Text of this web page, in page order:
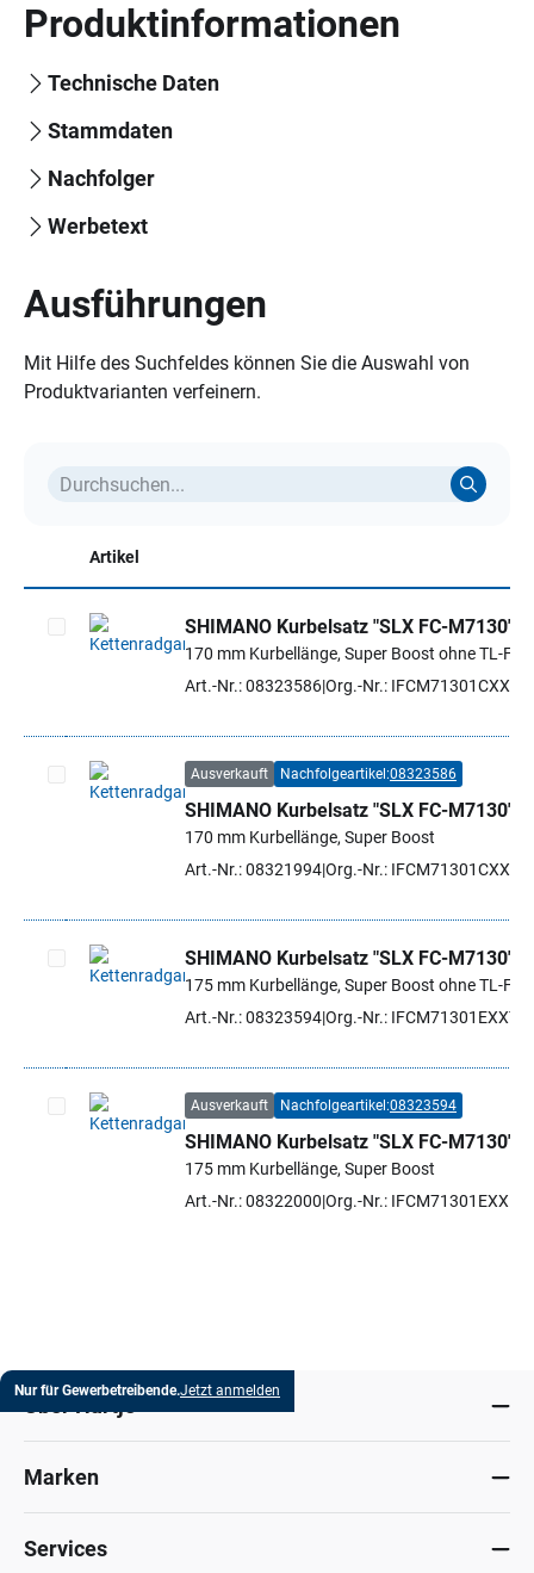
Produktinformationen
Technische Daten
Stammdaten
Nachfolger
Werbetext
Ausführungen
Mit Hilfe des Suchfeldes können Sie die Auswahl von
Produktvarianten verfeinern.
Artikel
Artikel auswählen
SHIMANO Kurbelsatz "SLX FC-M7130"
170 mm Kurbellänge, Super Boost ohne TL-
Art.-Nr.: 08323586Org.-Nr.: IFCM71301CXXT
Artikel auswählen
Ausverkauft Nachfolgeartikel:08323586
SHIMANO Kurbelsatz "SLX FC-M7130"
170 mm Kurbellänge, Super Boost
Art.-Nr.: 08321994Org.-Nr.: IFCM71301CXX
Artikel auswählen
SHIMANO Kurbelsatz "SLX FC-M7130"
175 mm Kurbellänge, Super Boost ohne TL-
Art.-Nr.: 08323594Org.-Nr.: IFCM71301EXXT
Artikel auswählen
Ausverkauft Nachfolgeartikel:08323594
SHIMANO Kurbelsatz "SLX FC-M7130"
175 mm Kurbellänge, Super Boost
Art.-Nr.: 08322000 Org.-Nr.: IFCM71301EXX
Nur für Gewerbetreibende.Jetzt anmelden
Marken
Services